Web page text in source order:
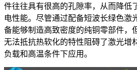
件往往具有很高的孔隙率，从而降低
电性能。尽管通过配备短波长绿色激
备能够制造高致密度的纯铜零部件，
无法抵抗热软化的特性阻碍了激光增
负载和高温条件下应用。